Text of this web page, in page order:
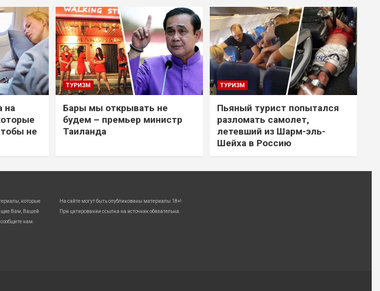
на
не
ТУРИЗМ
Бары мы открывать не
будем – премьер министр
Таиланда
ТУРИЗМ
Пьяный турист попытался
разломать самолет,
летевший из Шарм-эль-
Шейха в Россию
которые
Вам, Вашей
нам.
На сайте могут быть опубликованы материалы 18+!
При цитировании ссылка на источник обязательна.